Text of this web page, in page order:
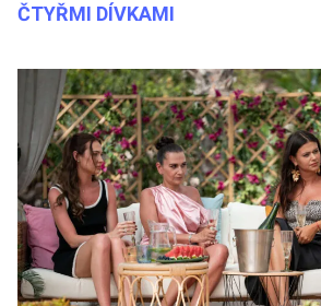
ČTYŘMI DÍVKAMI